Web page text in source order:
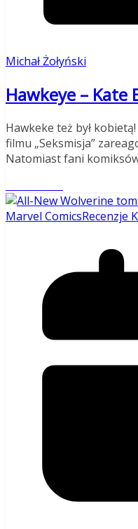
Michał Żołyński
Hawkeye – Kate
Hawkeke też był
filmu „Seksmisja”
Natomiast fani
Marvel ComicsRecenzje